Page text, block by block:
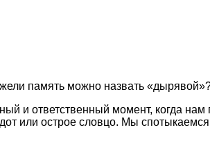
память можно назвать
и ответственный момент, когда
или острое словцо. Мы